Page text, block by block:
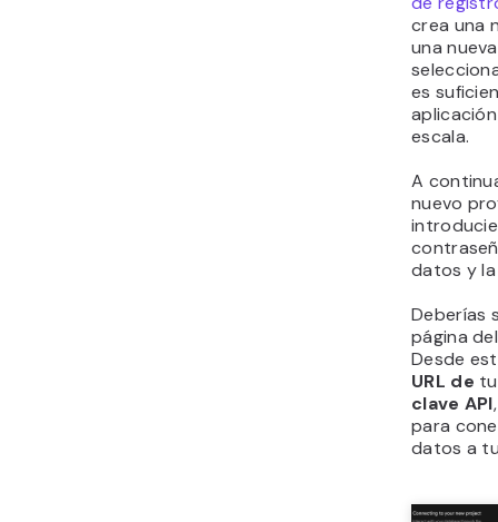
crea una
una
es
escala.
A
nuevo
datos y
Deberías
página
Desde
URL de
clave API
para
datos a